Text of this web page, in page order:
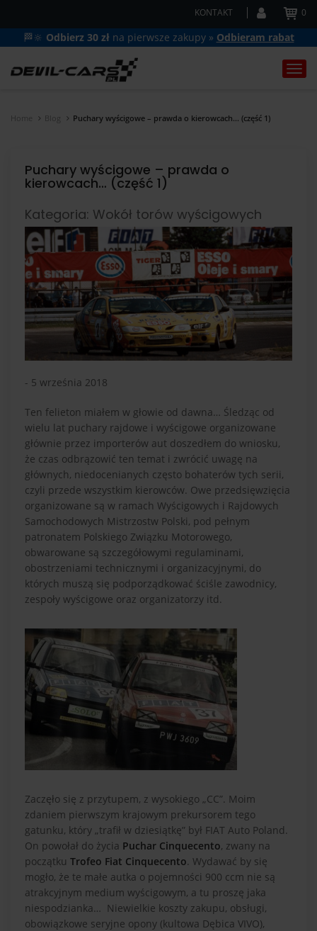
KONTAKT 0
🏁🔆 Odbierz 30 zł na pierwsze zakupy » Odbieram rabat
Home Blog Puchary wyścigowe – prawda o kierowcach… (część 1)
Puchary wyścigowe – prawda o
kierowcach… (część 1)
Kategoria: Wokół torów wyścigowych
- 5 września 2018
Ten felieton miałem w głowie od dawna… Śledząc od
wielu lat puchary rajdowe i wyścigowe organizowane
głównie przez importerów aut doszedłem do wniosku,
że czas odbrązowić ten temat i zwrócić uwagę na
głównych, niedocenianych często bohaterów tych serii,
czyli przede wszystkim kierowców. Owe przedsięwzięcia
organizowane są w ramach Wyścigowych i Rajdowych
Samochodowych Mistrzostw Polski, pod pełnym
patronatem Polskiego Związku Motorowego,
obwarowane są szczegółowymi regulaminami,
obostrzeniami technicznymi i organizacyjnymi, do
których muszą się podporządkować ściśle zawodnicy,
zespoły wyścigowe oraz organizatorzy itd.
Zaczęło się z przytupem, z wysokiego „CC”. Moim
zdaniem pierwszym krajowym prekursorem tego
gatunku, który „trafił w dziesiątkę” był FIAT Auto Poland.
On powołał do życia Puchar Cinquecento, zwany na
początku Trofeo Fiat Cinquecento. Wydawać by się
mogło, że te małe autka o pojemności 900 ccm nie są
atrakcyjnym medium wyścigowym, a tu proszę jaka
niespodzianka… Niewielkie koszty zakupu, obsługi,
obowiązkowe seryjne opony (kultowa Dębica VIVO),